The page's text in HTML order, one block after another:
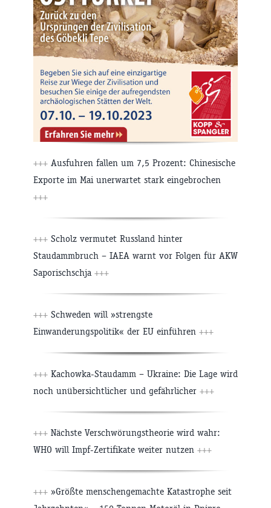
+++ Ausfuhren fallen um 7,5 Prozent: Chinesische
Exporte im Mai unerwartet stark eingebrochen
+++
+++ Scholz vermutet Russland hinter
Staudammbruch – IAEA warnt vor Folgen für AKW
Saporischschja +++
+++ Schweden will »strengste
Einwanderungspolitik« der EU einführen +++
+++ Kachowka-Staudamm – Ukraine: Die Lage wird
noch unübersichtlicher und gefährlicher +++
+++ Nächste Verschwörungstheorie wird wahr:
WHO will Impf-Zertifikate weiter nutzen +++
+++ »Größte menschengemachte Katastrophe seit